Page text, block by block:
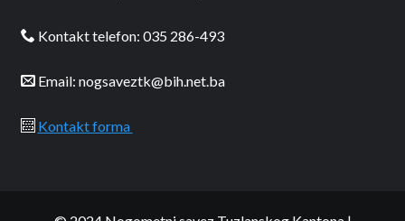
Kontakt telefon: 035 286-493
Email: nogsaveztk@bih.net.ba
Kontakt forma